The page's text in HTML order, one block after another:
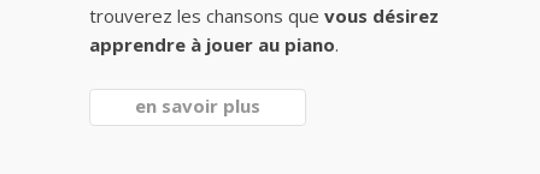
trouverez les chansons que vous désirez
apprendre à jouer au piano.
en savoir plus